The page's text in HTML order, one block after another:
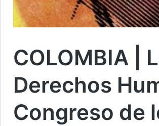
COLOMBIA |
Derechos
Congreso de